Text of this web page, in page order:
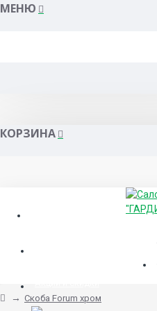
МЕНЮ
КОРЗИНА
Скоба Forum хром